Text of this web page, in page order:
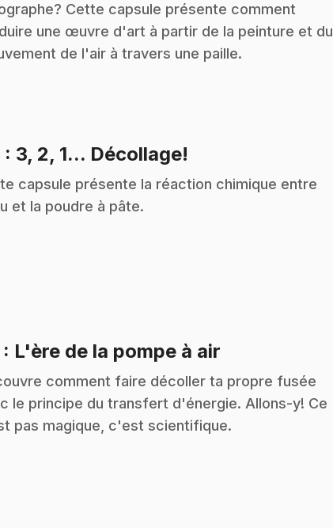
Cette capsule présente comment
une œuvre d'art à partir de la peinture et du
de l'air à travers une paille.
: 3, 2, 1... Décollage!
capsule présente la réaction chimique entre
et la poudre à pâte.
: L'ère de la pompe à air
comment faire décoller ta propre fusée
le principe du transfert d'énergie. Allons-y! Ce
pas magique, c'est scientifique.